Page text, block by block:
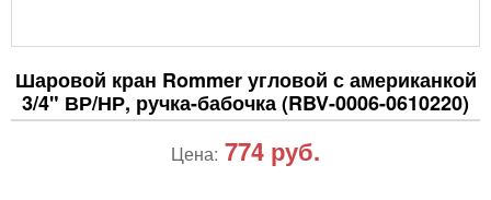
Шаровой кран Rommer угловой с американкой
3/4" ВР/НР, ручка-бабочка (RBV-0006-0610220)
Цена: 774 руб.